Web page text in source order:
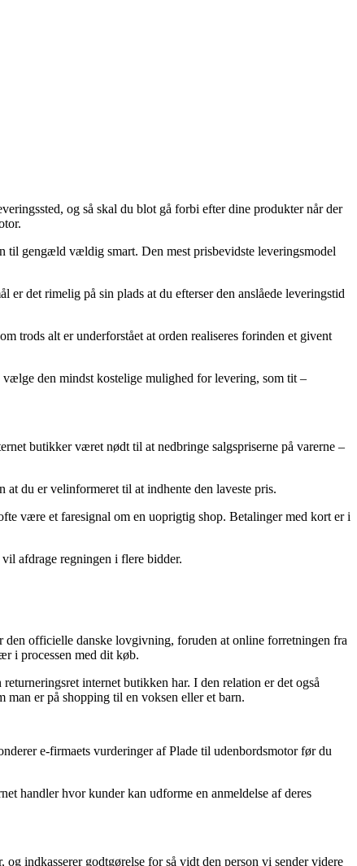
og så skal du blot gå forbi efter dine produkter når der
til gengæld vældig smart. Den mest prisbevidste leveringsmodel
det rimelig på sin plads at du efterser den anslåede leveringstid
trods alt er underforstået at orden realiseres forinden et givent
den mindst kostelige mulighed for levering, som tit –
butikker været nødt til at nedbringe salgspriserne på varerne –
du er velinformeret til at indhente den laveste pris.
være et faresignal om en uoprigtig shop. Betalinger med kort er i
afdrage regningen i flere bidder.
den officielle danske lovgivning, foruden at online forretningen fra
i processen med dit køb.
internet butikken har. I den relation er det også
er på shopping til en voksen eller et barn.
e-firmaets vurderinger af Plade til udenbordsmotor før du
handler hvor kunder kan udforme en anmeldelse af deres
indkasserer godtgørelse for så vidt den person vi sender videre